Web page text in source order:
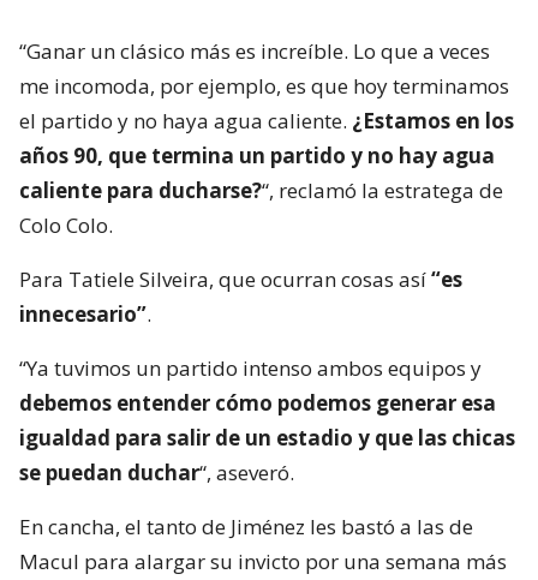
“Ganar un clásico más es increíble. Lo que a veces
me incomoda, por ejemplo, es que hoy terminamos
el partido y no haya agua caliente. ¿Estamos en los
años 90, que termina un partido y no hay agua
caliente para ducharse?“, reclamó la estratega de
Colo Colo.
Para Tatiele Silveira, que ocurran cosas así“es
innecesario”.
“Ya tuvimos un partido intenso ambos equipos y
debemos entender cómo podemos generar esa
igualdad para salir de un estadio y que las chicas
se puedan duchar“, aseveró.
En cancha, el tanto de Jiménez les bastó a las de
Macul para alargar su invicto por una semana más